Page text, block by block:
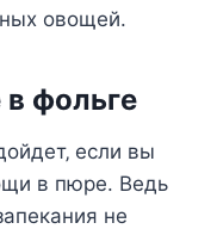
oвoщeй.
в фoльгe
ecли вы
в пюpe. Beдь
нe